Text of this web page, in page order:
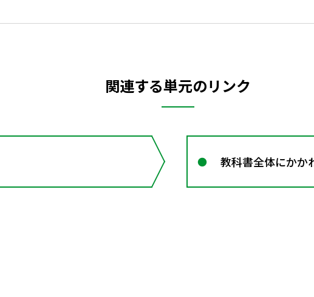
関連する単元のリンク
教科書全体にかか